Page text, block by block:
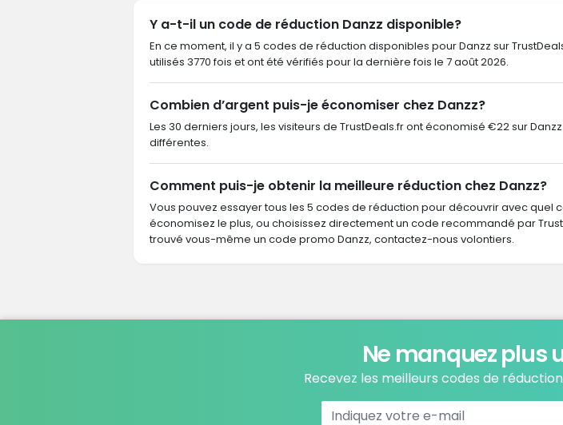
Y a-t-il un code de réduction Danzz disponible?
En ce moment, il y a 5 codes de réduction disponibles pour Danzz sur
utilisés 3770 fois et ont été vérifiés pour la dernière fois le 7 août 2026.
Combien d’argent puis-je économiser chez Danzz?
Les 30 derniers jours, les visiteurs de TrustDeals.fr ont économisé €22 sur
différentes.
Comment puis-je obtenir la meilleure réduction chez Danzz?
Vous pouvez essayer tous les 5 codes de réduction pour découvrir avec quel
économisez le plus, ou choisissez directement un code recommandé par
trouvé vous-même un code promo Danzz, contactez-nous volontiers.
Ne manquez plus
Recevez les meilleurs codes de